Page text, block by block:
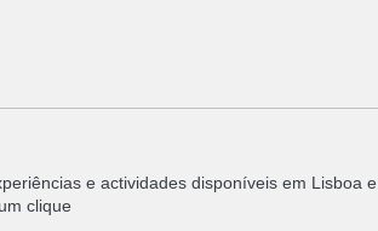
e actividades disponíveis em Lisboa e
clique